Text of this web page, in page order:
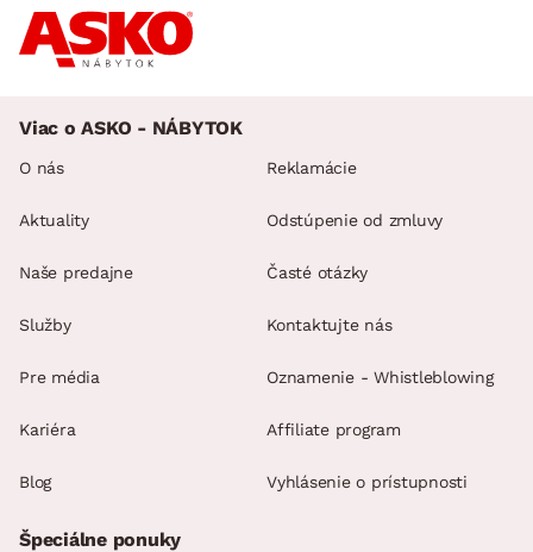
Viac o ASKO - NÁBYTOK
O nás
Aktuality
Naše predajne
Služby
Pre média
Kariéra
Blog
Reklamácie
Odstúpenie od zmluvy
Časté otázky
Kontaktujte nás
Oznamenie - Whistleblowing
Affiliate program
Vyhlásenie o prístupnosti
Špeciálne ponuky